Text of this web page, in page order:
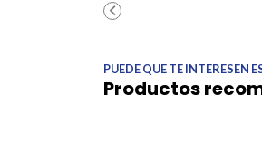
PUEDE QUE TE INTERESEN
Productos